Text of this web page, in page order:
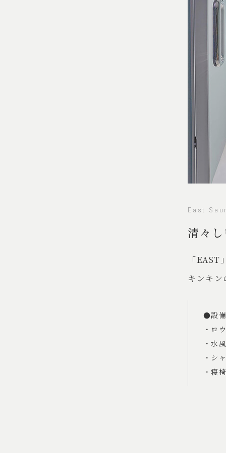
East
清々
「
キンキ
●設
・ロ
・水
・シ
・寝